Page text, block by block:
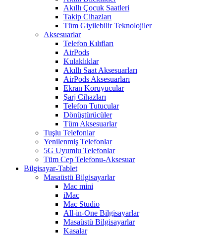
Akıllı Çocuk Saatleri
Takip Cihazları
Tüm Giyilebilir Teknolojiler
Aksesuarlar
Telefon Kılıfları
AirPods
Kulaklıklar
Akıllı Saat Aksesuarları
AirPods Aksesuarları
Ekran Koruyucular
Şarj Cihazları
Telefon Tutucular
Dönüştürücüler
Tüm Aksesuarlar
Tuşlu Telefonlar
Yenilenmiş Telefonlar
5G Uyumlu Telefonlar
Tüm Cep Telefonu-Aksesuar
Bilgisayar-Tablet
Masaüstü Bilgisayarlar
Mac mini
iMac
Mac Studio
All-in-One Bilgisayarlar
Masaüstü Bilgisayarlar
Kasalar